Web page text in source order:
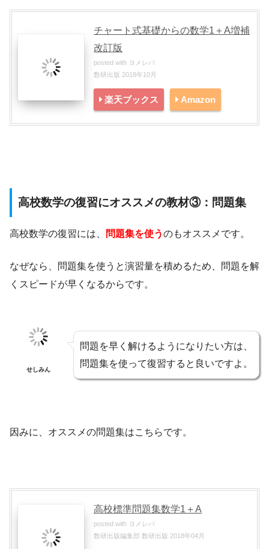
チャート式基礎からの数学1＋A増補
改訂版
posted with ヨメレバ
数研出版 2018年10月
楽天ブックス Amazon
高校数学の復習にオススメの教材③：問題集
高校数学の復習には、 問題集を使うのもオススメです。
なぜなら、問題集を使うと演習量を積めるため、問題を解
くスピードが早くなるからです。
せしみん
問題を早く解けるようになりたい方は、
問題集を使って復習すると良いですよ。
因みに、オススメの問題集はこちらです。
高校標準問題集数学1＋A
posted with ヨメレバ
数研出版編集部 数研出版 2018年04月